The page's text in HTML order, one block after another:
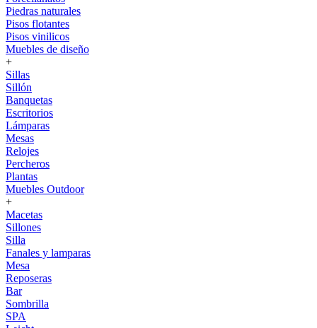
Piedras naturales
Pisos flotantes
Pisos vinilicos
Muebles de diseño
+
Sillas
Sillón
Banquetas
Escritorios
Lámparas
Mesas
Relojes
Percheros
Plantas
Muebles Outdoor
+
Macetas
Sillones
Silla
Fanales y lamparas
Mesa
Reposeras
Bar
Sombrilla
SPA